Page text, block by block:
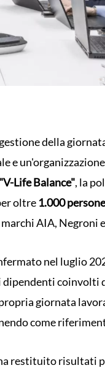
della
e
"V-Life Balance", la
oltre 1.000 persone
AIA, Negroni
nel luglio
dipendenti coinvolti
giornata
come
restituito risultati